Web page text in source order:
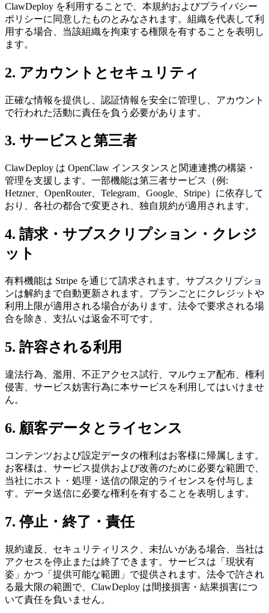
ClawDeploy を利用することで、本規約およびプライバシー
ポリシーに同意したものとみなされます。組織を代表して利
用する場合、当該組織を拘束する権限を有することを表明し
ます。
2. アカウントとセキュリティ
正確な情報を提供し、認証情報を安全に管理し、アカウント
で行われた活動に責任を負う必要があります。
3. サービスと第三者
ClawDeploy は OpenClaw インスタンスと関連連携の構築・
管理を支援します。一部機能は第三者サービス（例:
Hetzner、OpenRouter、Telegram、Google、Stripe）に依存して
おり、各社の都合で変更され、独自規約が適用されます。
4. 請求・サブスクリプション・クレジ
ット
有料機能は Stripe を通じて請求されます。サブスクリプショ
ンは解約まで自動更新されます。プランごとにクレジットや
利用上限が適用される場合があります。法令で要求される場
合を除き、支払いは返金不可です。
5. 許容される利用
違法行為、濫用、不正アクセス試行、マルウェア配布、権利
侵害、サービス妨害行為に本サービスを利用してはいけませ
ん。
6. 顧客データとライセンス
コンテンツおよび設定データの権利はお客様に帰属します。
お客様は、サービス提供および改善のために必要な範囲で、
当社にホスト・処理・送信の限定的ライセンスを付与しま
す。データ送信に必要な権利を有することを表明します。
7. 停止・終了・責任
規約違反、セキュリティリスク、未払いがある場合、当社は
アクセスを停止または終了できます。サービスは「現状有
姿」かつ「提供可能な範囲」で提供されます。法令で許され
る最大限の範囲で、ClawDeploy は間接損害・結果損害につ
いて責任を負いません。